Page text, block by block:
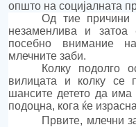
општо на социјалната
Од тие
незаменлива и затоа
посебно внимание
млечните заби.
Колку подолго
вилицата и колку се
шансите детето да
подоцна, кога ќе
Првите, млечни